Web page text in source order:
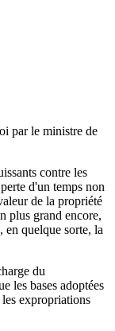
par le ministre de
contre les
d'un temps non
de la propriété
plus grand encore,
en quelque sorte, la
du
les bases adoptées
expropriations